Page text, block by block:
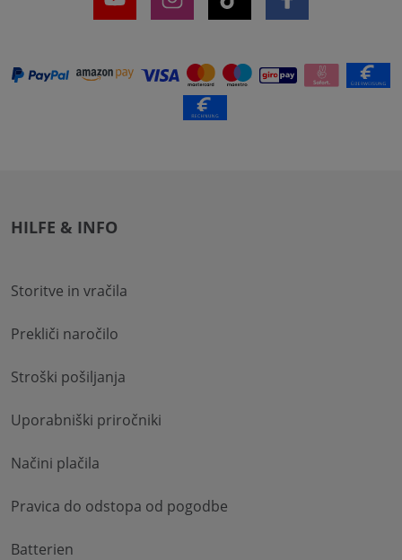
HILFE & INFO
Storitve in vračila
Prekliči naročilo
Stroški pošiljanja
Uporabniški priročniki
Načini plačila
Pravica do odstopa od pogodbe
Batterien